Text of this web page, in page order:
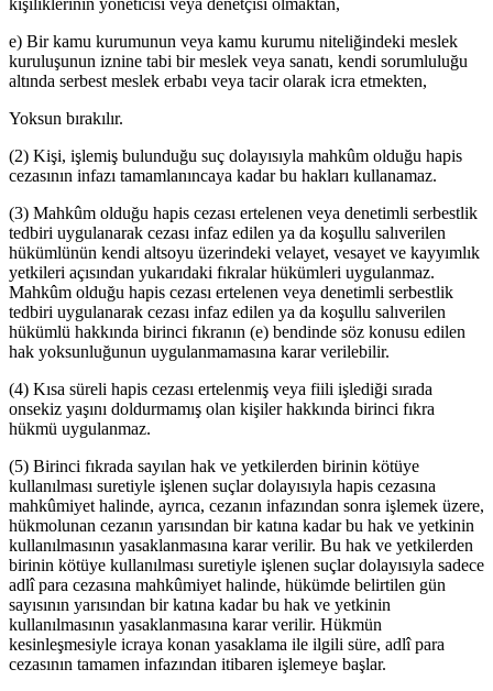
kişiliklerinin yöneticisi veya denetçisi olmaktan,
e) Bir kamu kurumunun veya kamu kurumu niteliğindeki meslek
kuruluşunun iznine tabi bir meslek veya sanatı, kendi sorumluluğu
altında serbest meslek erbabı veya tacir olarak icra etmekten,
Yoksun bırakılır.
(2) Kişi, işlemiş bulunduğu suç dolayısıyla mahkûm olduğu hapis
cezasının infazı tamamlanıncaya kadar bu hakları kullanamaz.
(3) Mahkûm olduğu hapis cezası ertelenen veya denetimli serbestlik
tedbiri uygulanarak cezası infaz edilen ya da koşullu salıverilen
hükümlünün kendi altsoyu üzerindeki velayet, vesayet ve kayyımlık
yetkileri açısından yukarıdaki fıkralar hükümleri uygulanmaz.
Mahkûm olduğu hapis cezası ertelenen veya denetimli serbestlik
tedbiri uygulanarak cezası infaz edilen ya da koşullu salıverilen
hükümlü hakkında birinci fıkranın (e) bendinde söz konusu edilen
hak yoksunluğunun uygulanmamasına karar verilebilir.
(4) Kısa süreli hapis cezası ertelenmiş veya fiili işlediği sırada
onsekiz yaşını doldurmamış olan kişiler hakkında birinci fıkra
hükmü uygulanmaz.
(5) Birinci fıkrada sayılan hak ve yetkilerden birinin kötüye
kullanılması suretiyle işlenen suçlar dolayısıyla hapis cezasına
mahkûmiyet halinde, ayrıca, cezanın infazından sonra işlemek üzere,
hükmolunan cezanın yarısından bir katına kadar bu hak ve yetkinin
kullanılmasının yasaklanmasına karar verilir. Bu hak ve yetkilerden
birinin kötüye kullanılması suretiyle işlenen suçlar dolayısıyla sadece
adlî para cezasına mahkûmiyet halinde, hükümde belirtilen gün
sayısının yarısından bir katına kadar bu hak ve yetkinin
kullanılmasının yasaklanmasına karar verilir. Hükmün
kesinleşmesiyle icraya konan yasaklama ile ilgili süre, adlî para
cezasının tamamen infazından itibaren işlemeye başlar.